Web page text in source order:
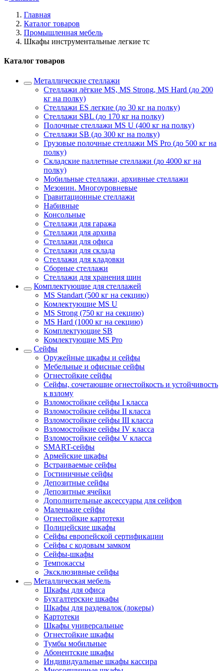
Главная
Каталог товаров
Промышленная мебель
Шкафы инструментальные легкие тс
Каталог товаров
Металлические стеллажи
Стеллажи лёгкие MS, MS Strong, MS Hard (до 200
кг на полку)
Стеллажи ES легкие (до 30 кг на полку)
Стеллажи SBL (до 170 кг на полку)
Полочные стеллажи MS U (400 кг на полку)
Стеллажи SB (до 300 кг на полку)
Грузовые полочные стеллажи MS Pro (до 500 кг на
полку)
Складские паллетные стеллажи (до 4000 кг на
полку)
Мобильные стеллажи, архивные стеллажи
Мезонин. Многоуровневые
Гравитационные стеллажи
Набивные
Консольные
Стеллажи для гаража
Стеллажи для архива
Стеллажи для офиса
Стеллажи для склада
Стеллажи для кладовки
Сборные стеллажи
Стеллажи для хранения шин
Комплектующие для стеллажей
MS Standart (500 кг на секцию)
Комлектующие MS U
MS Strong (750 кг на секцию)
MS Hard (1000 кг на секцию)
Комплектующие SB
Комлектующие MS Pro
Сейфы
Оружейные шкафы и сейфы
Мебельные и офисные сейфы
Огнестойкие сейфы
Сейфы, сочетающие огнестойкость и устойчивость
к взлому
Взломостойкие сейфы I класса
Взломостойкие сейфы II класса
Взломостойкие сейфы III класса
Взломостойкие сейфы IV класса
Взломостойкие сейфы V класса
SMART-сейфы
Армейские шкафы
Встраиваемые сейфы
Гостиничные сейфы
Депозитные сейфы
Депозитные ячейки
Дополнительные аксессуары для сейфов
Маленькие сейфы
Огнестойкие картотеки
Полицейские шкафы
Сейфы европейской сертификации
Сейфы с кодовым замком
Сейфы-шкафы
Темпокассы
Эксклюзивные сейфы
Металлическая мебель
Шкафы для офиса
Бухгалтерские шкафы
Шкафы для раздевалок (локеры)
Картотеки
Шкафы универсальные
Огнестойкие шкафы
Тумбы мобильные
Абонентские шкафы
Индивидуальные шкафы кассира